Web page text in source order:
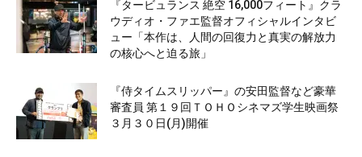
『タービュランス 絶空 16,000フィート』クラ
ウディオ・ファエ監督オフィシャルインタビ
ュー「本作は、人間の回復力と真実の解放力
の核心へと迫る旅」
『侍タイムスリッパー』の安田監督など豪華
審査員 第１９回ＴＯＨＯシネマズ学生映画祭
３月３０日(月)開催